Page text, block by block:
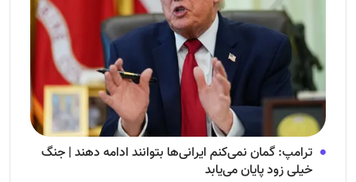
ترامپ: گمان نمی‌کنم ایرانی‌ها بتوانند ادامه دهند | جنگ
خیلی زود پایان می‌یابد